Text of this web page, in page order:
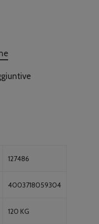
127486
4003718059304
120 KG